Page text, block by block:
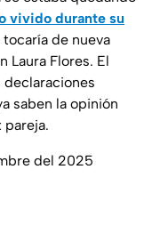
vivido durante su
de nueva
Laura Flores. El
declaraciones
saben la opinión
pareja.
del 2025